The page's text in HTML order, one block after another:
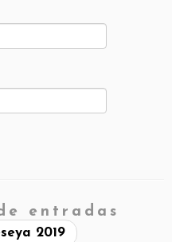
entradas
2019